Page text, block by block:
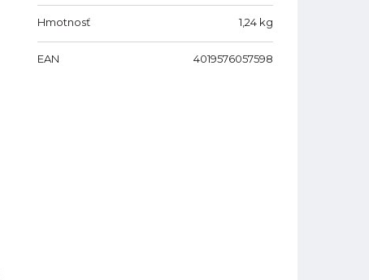
Hmotnosť 1,24 kg
EAN 4019576057598